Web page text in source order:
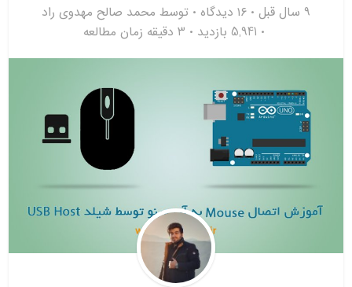
9 سال قبل ۱۶ دیدگاه توسط محمد صالح مهدوی راد
5,941 بازدید
3 دقیقه زمان مطالعه